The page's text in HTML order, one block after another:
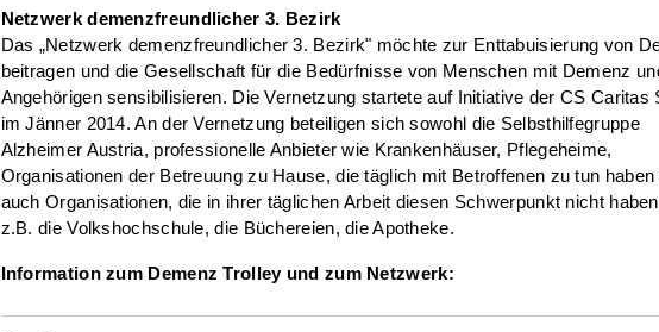
Netzwerk demenzfreundlicher 3. Bezirk
Das „Netzwerk demenzfreundlicher 3. Bezirk" möchte zur Enttabuisierung von
beitragen und die Gesellschaft für die Bedürfnisse von Menschen mit Demenz
Angehörigen sensibilisieren. Die Vernetzung startete auf Initiative der CS Caritas
im Jänner 2014. An der Vernetzung beteiligen sich sowohl die Selbsthilfegruppe
Alzheimer Austria, professionelle Anbieter wie Krankenhäuser, Pflegeheime,
Organisationen der Betreuung zu Hause, die täglich mit Betroffenen zu tun haben
auch Organisationen, die in ihrer täglichen Arbeit diesen Schwerpunkt nicht
z.B. die Volkshochschule, die Büchereien, die Apotheke.
Information zum Demenz Trolley und zum Netzwerk: